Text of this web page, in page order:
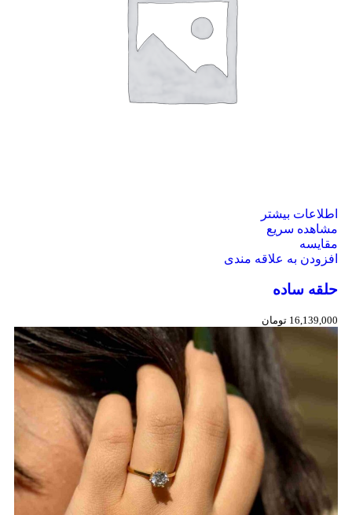
اطلاعات بیشتر
مشاهده سریع
مقایسه
افزودن به علاقه مندی
حلقه ساده
16,139,000 تومان